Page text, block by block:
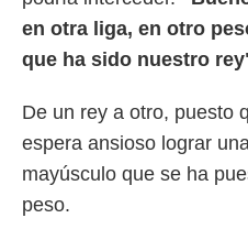
en otra liga, en otro
que ha sido nuestro
De un rey a otro, puesto
espera ansioso lograr
mayúsculo que se ha
peso.